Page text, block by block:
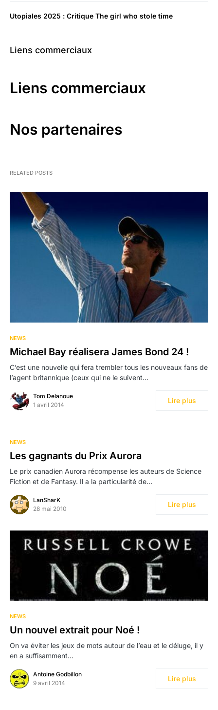
Utopiales 2025 : Critique The girl who stole time
Liens commerciaux
Liens commerciaux
Nos partenaires
RELATED POSTS
NEWS
Michael Bay réalisera James Bond 24 !
C’est une nouvelle qui fera trembler tous les nouveaux fans de
l’agent britannique (ceux qui ne le suivent…
Tom Delanoue
1 avril 2014
Lire plus
NEWS
Les gagnants du Prix Aurora
Le prix canadien Aurora récompense les auteurs de Science
Fiction et de Fantasy. Il a la particularité de…
LanSharK
28 mai 2010
Lire plus
NEWS
Un nouvel extrait pour Noé !
On va éviter les jeux de mots autour de l’eau et le déluge, il y
en a suffisamment…
Antoine Godbillon
9 avril 2014
Lire plus